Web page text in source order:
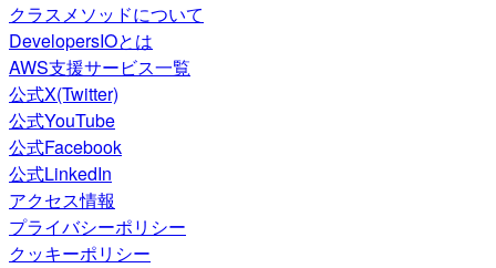
クラスメソッドについて
DevelopersIOとは
AWS支援サービス一覧
公式X(Twitter)
公式YouTube
公式Facebook
公式LinkedIn
アクセス情報
プライバシーポリシー
クッキーポリシー